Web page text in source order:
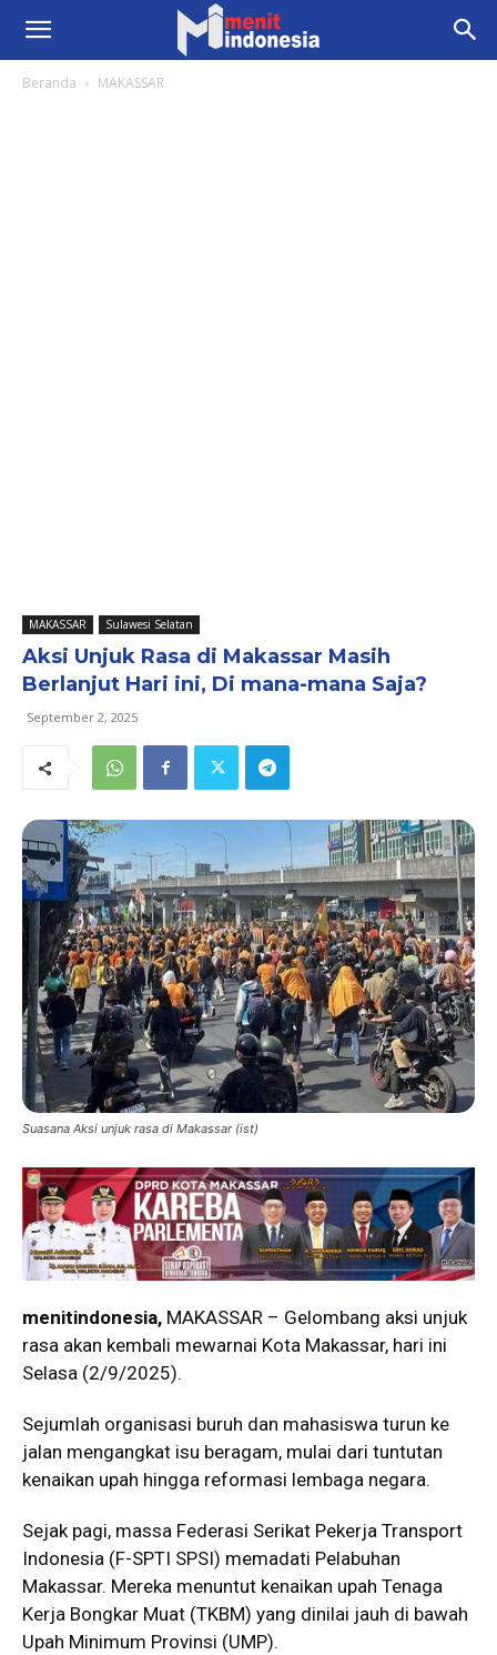
Beranda MAKASSAR
MAKASSAR Sulawesi Selatan
Aksi Unjuk Rasa di Makassar Masih
Berlanjut Hari ini, Di mana-mana Saja?
September 2, 2025
Suasana Aksi unjuk rasa di Makassar (ist)
menitindonesia, MAKASSAR – Gelombang aksi unjuk
rasa akan kembali mewarnai Kota Makassar, hari ini
Selasa (2/9/2025).
Sejumlah organisasi buruh dan mahasiswa turun ke
jalan mengangkat isu beragam, mulai dari tuntutan
kenaikan upah hingga reformasi lembaga negara.
Sejak pagi, massa Federasi Serikat Pekerja Transport
Indonesia (F-SPTI SPSI) memadati Pelabuhan
Makassar. Mereka menuntut kenaikan upah Tenaga
Kerja Bongkar Muat (TKBM) yang dinilai jauh di bawah
Upah Minimum Provinsi (UMP).